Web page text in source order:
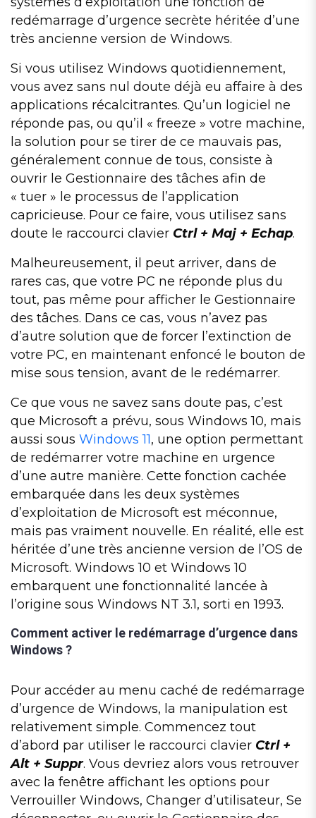
redémarrage d’urgence secrète héritée d’une
très ancienne version de Windows.
Si vous utilisez Windows quotidiennement,
vous avez sans nul doute déjà eu affaire à des
applications récalcitrantes. Qu’un logiciel ne
réponde pas, ou qu’il « freeze » votre machine,
la solution pour se tirer de ce mauvais pas,
généralement connue de tous, consiste à
ouvrir le Gestionnaire des tâches afin de
« tuer » le processus de l’application
capricieuse. Pour ce faire, vous utilisez sans
doute le raccourci clavier Ctrl + Maj + Echap.
Malheureusement, il peut arriver, dans de
rares cas, que votre PC ne réponde plus du
tout, pas même pour afficher le Gestionnaire
des tâches. Dans ce cas, vous n’avez pas
d’autre solution que de forcer l’extinction de
votre PC, en maintenant enfoncé le bouton de
mise sous tension, avant de le redémarrer.
Ce que vous ne savez sans doute pas, c’est
que Microsoft a prévu, sous Windows 10, mais
aussi sous Windows 11, une option permettant
de redémarrer votre machine en urgence
d’une autre manière. Cette fonction cachée
embarquée dans les deux systèmes
d’exploitation de Microsoft est méconnue,
mais pas vraiment nouvelle. En réalité, elle est
héritée d’une très ancienne version de l’OS de
Microsoft. Windows 10 et Windows 10
embarquent une fonctionnalité lancée à
l’origine sous Windows NT 3.1, sorti en 1993.
Comment activer le redémarrage d’urgence dans
Windows ?
Pour accéder au menu caché de redémarrage
d’urgence de Windows, la manipulation est
relativement simple. Commencez tout
d’abord par utiliser le raccourci clavier Ctrl +
Alt + Suppr. Vous devriez alors vous retrouver
avec la fenêtre affichant les options pour
Verrouiller Windows, Changer d’utilisateur, Se